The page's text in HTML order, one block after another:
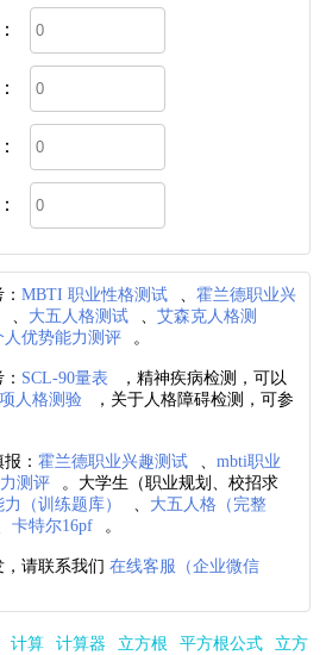
：MBTI 职业性格测试 、霍兰德职业兴
、 大五人格测试 、艾森克人格测
人优势能力测评 。
SCL-90量表
，精神疾病检测，可以
人格测验
，关于人格障碍检测，可参
报：霍兰德职业兴趣测试 、mbti职业
测评
。大学生（职业规划、校招求
（训练题库） 、 大五人格（完整
卡特尔16pf 。
，请联系我们在线客服（企业微信
计算 计算器 立方根 平方根公式
立方